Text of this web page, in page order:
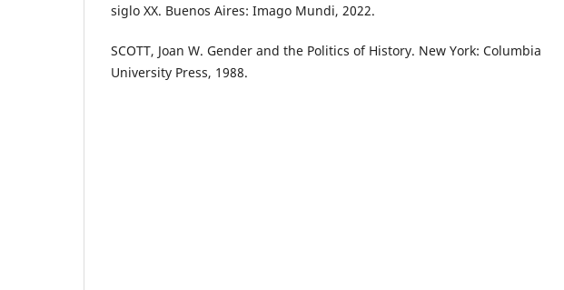
siglo XX. Buenos Aires: Imago Mundi, 2022.
SCOTT, Joan W. Gender and the Politics of History. New York: Columbia
University Press, 1988.